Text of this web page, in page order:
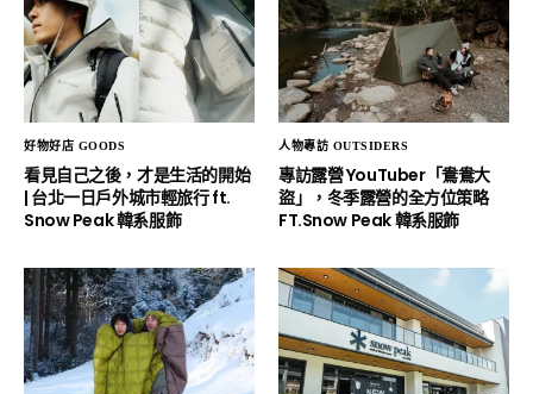
好物好店 GOODS
看見自己之後，才是生活的開始
| 台北一日戶外城市輕旅行 ft.
Snow Peak 韓系服飾
人物專訪 OUTSIDERS
專訪露營 YouTuber「鴦鴦大
盜」，冬季露營的全方位策略
FT.Snow Peak 韓系服飾